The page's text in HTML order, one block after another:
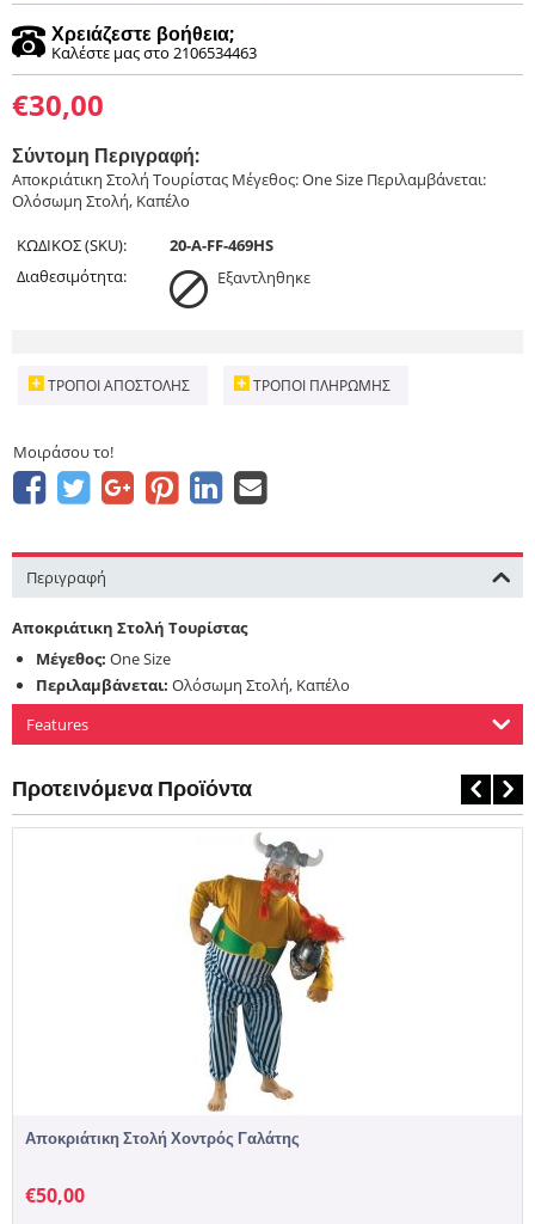
Χρειάζεστε βοήθεια;
Καλέστε μας στο 2106534463
€30,00
Σύντομη Περιγραφή:
Αποκριάτικη Στολή Τουρίστας Μέγεθος: One Size Περιλαμβάνεται:
Ολόσωμη Στολή, Καπέλο
ΚΩΔΙΚΟΣ (SKU):
20-A-FF-469HS
Διαθεσιμότητα:
Εξαντληθηκε
ΤΡΌΠΟΙ ΑΠΟΣΤΟΛΉΣ ΤΡΌΠΟΙ ΠΛΗΡΩΜΉΣ
Μοιράσου το!
Περιγραφή
Αποκριάτικη Στολή Τουρίστας
Μέγεθος: One Size
Περιλαμβάνεται: Ολόσωμη Στολή, Καπέλο
Features
Προτεινόμενα Προϊόντα
Αποκριάτικη Στολή Χοντρός Γαλάτης
€50,00